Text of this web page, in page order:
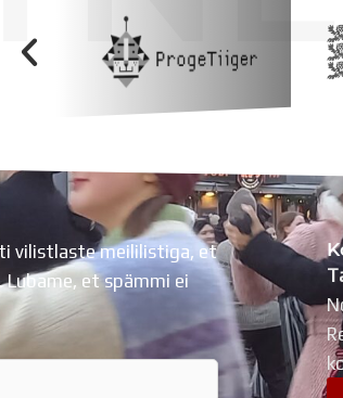
vilistlaste meililistiga, et
et spämmi ei